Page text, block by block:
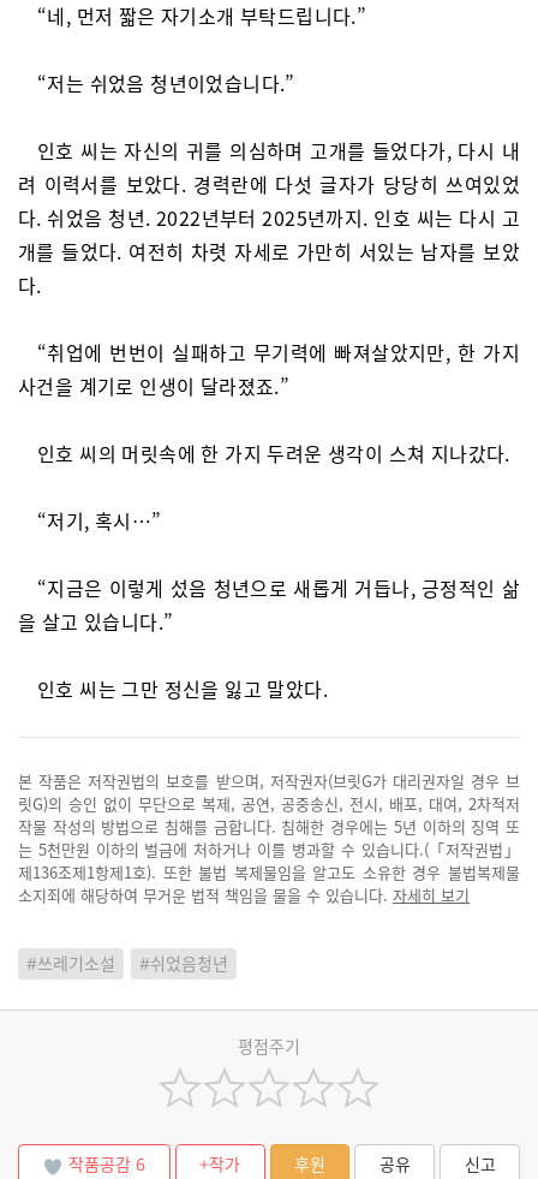
“네, 먼저 짧은 자기소개 부탁드립니다.”
“저는 쉬었음 청년이었습니다.”
인호 씨는 자신의 귀를 의심하며 고개를 들었다가, 다시 내
려 이력서를 보았다. 경력란에 다섯 글자가 당당히 쓰여있었
다. 쉬었음 청년. 2022년부터 2025년까지. 인호 씨는 다시 고
개를 들었다. 여전히 차렷 자세로 가만히 서있는 남자를 보았
다.
“취업에 번번이 실패하고 무기력에 빠져살았지만, 한 가지
사건을 계기로 인생이 달라졌죠.”
인호 씨의 머릿속에 한 가지 두려운 생각이 스쳐 지나갔다.
“저기, 혹시…”
“지금은 이렇게 섰음 청년으로 새롭게 거듭나, 긍정적인 삶
을 살고 있습니다.”
인호 씨는 그만 정신을 잃고 말았다.
본 작품은 저작권법의 보호를 받으며, 저작권자(브릿G가 대리권자일 경우 브
릿G)의 승인 없이 무단으로 복제, 공연, 공중송신, 전시, 배포, 대여, 2차적저
작물 작성의 방법으로 침해를 금합니다. 침해한 경우에는 5년 이하의 징역 또
는 5천만원 이하의 벌금에 처하거나 이를 병과할 수 있습니다.(「저작권법」
제136조제1항제1호). 또한 불법 복제물임을 알고도 소유한 경우 불법복제물
소지죄에 해당하여 무거운 법적 책임을 물을 수 있습니다. 자세히 보기
#쓰레기소설 #쉬었음청년
평점주기
작품공감 6 +작가 후원 공유 신고